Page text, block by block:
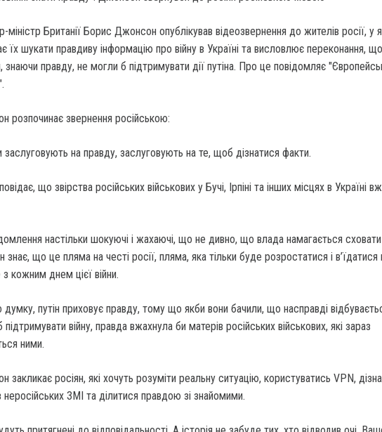
міністр Британії Борис Джонсон опублікував відеозвернення до жителів росії, у
їх шукати правдиву інформацію про війну в Україні та висловлює переконання, що
знаючи правду, не могли б підтримувати дії путіна. Про це повідомляє
розпочинає звернення російською:
заслуговують на правду, заслуговують на те, щоб дізнатися факти.
що звірства російських військових у Бучі, Ірпіні та інших місцях в Україні
настільки шокуючі і жахаючі, що не дивно, що влада намагається
знає, що це пляма на честі росії, пляма, яка тільки буде розростатися і в’їдатися
кожним днем цієї війни.
думку, путін приховує правду, тому що якби вони бачили, що насправді
війну, правда вжахнула би матерів російських військових, які зараз
ними.
закликає росіян, які хочуть розуміти реальну ситуацію, користуватись VPN,
неросійських ЗМІ та ділитися правдою зі знайомими.